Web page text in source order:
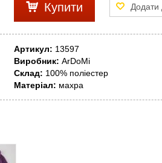
Купити
Артикул: 13597
Виробник: ArDoMi
Склад: 100% поліестер
Матеріал: махра